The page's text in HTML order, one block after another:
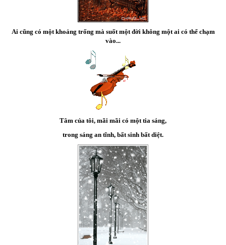
Ai cũng có một khoảng trống mà suốt một đời không một ai có thể chạm
vào...
Tâm của tôi, mãi mãi có một tia sáng,
trong sáng an tĩnh, bất sinh bất diệt.